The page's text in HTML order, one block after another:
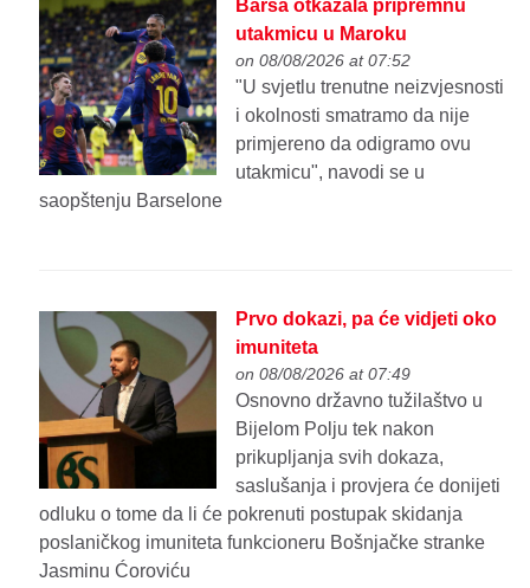
Barsa otkazala pripremnu
utakmicu u Maroku
on 08/08/2026 at 07:52
"U svjetlu trenutne neizvjesnosti
i okolnosti smatramo da nije
primjereno da odigramo ovu
utakmicu", navodi se u
saopštenju Barselone
Prvo dokazi, pa će vidjeti oko
imuniteta
on 08/08/2026 at 07:49
Osnovno državno tužilaštvo u
Bijelom Polju tek nakon
prikupljanja svih dokaza,
saslušanja i provjera će donijeti
odluku o tome da li će pokrenuti postupak skidanja
poslaničkog imuniteta funkcioneru Bošnjačke stranke
Jasminu Ćoroviću